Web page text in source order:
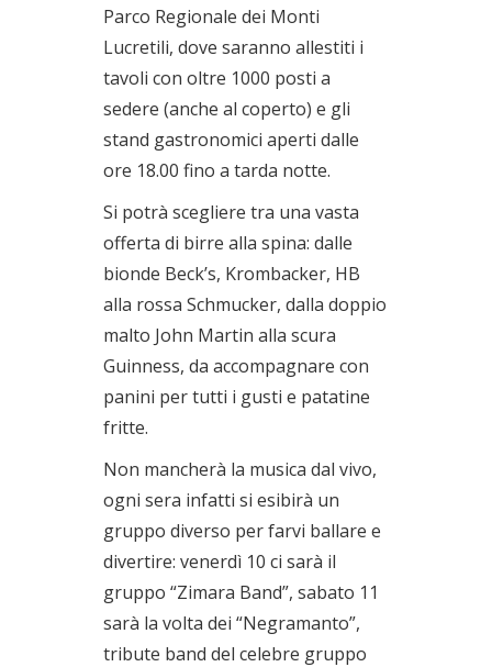
Parco Regionale dei Monti
Lucretili, dove saranno allestiti i
tavoli con oltre 1000 posti a
sedere (anche al coperto) e gli
stand gastronomici aperti dalle
ore 18.00 fino a tarda notte.
Si potrà scegliere tra una vasta
offerta di birre alla spina: dalle
bionde Beck’s, Krombacker, HB
alla rossa Schmucker, dalla doppio
malto John Martin alla scura
Guinness, da accompagnare con
panini per tutti i gusti e patatine
fritte.
Non mancherà la musica dal vivo,
ogni sera infatti si esibirà un
gruppo diverso per farvi ballare e
divertire: venerdì 10 ci sarà il
gruppo “Zimara Band”, sabato 11
sarà la volta dei “Negramanto”,
tribute band del celebre gruppo